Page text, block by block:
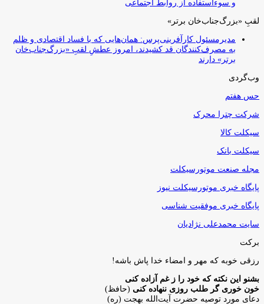
و سوءاستفاده از روابط اجتماعی
لقبِ «بزرگ‌جناب‌خان برتر»
مدیرمسئول کارآفرینی‌پرس: همان‌هایی که با فساد اقتصادی و ظلم
به مصرف‌کنندگان قد کشیدند، امروز عطشِ لقبِ «بزرگ‌جناب‌خان
برتر» دارند
وب‌گردی
حس هفتم
شرکت چترا محرک
سیکلت کالا
سیکلت بانک
مجله صنعت موتورسیکلت
پایگاه خبری موتورسیکلت نیوز
پایگاه خبری موفقیت شناسی
سایت محمدعلی نژادیان
برکت
رزقی خوبه كه مهر و امضاء خدا پاش باشه!
بشنو این نکته که خود را ز غم آزاده کنی
خون خوری گر طلب روزی ننهاده کنی (حافظ)
دعای مورد توصیه حضرت آیت‌الله بهجت (ره)